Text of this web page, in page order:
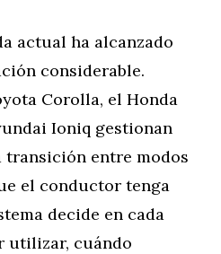
actual ha alcanzado
considerable.
Corolla, el Honda
Ioniq gestionan
entre modos
el conductor tenga
decide en cada
utilizar, cuándo